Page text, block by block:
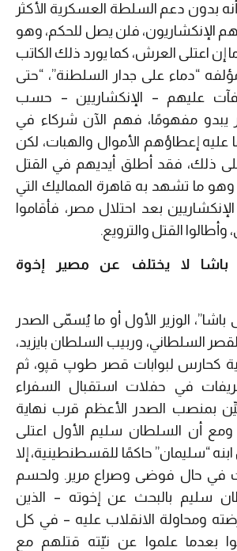
بدون دعم السلطة العسكرية الأكثر
الإنكشاريون، فلن يصل للحكم، وهو
إن اعتلى العرش، كما يورد ذلك الكاتب
“دماء على جدار السلطنة”، “حتى
عليهم – الإنكشاريين – حسب
يبدو مفهومًا، فهم الآن شركاء في
عليه إعطاؤهم الأموال والهبات، لكن
ذلك، فقد أطلق أيديهم في القتل
ما تشهد به قاهرة المماليك التي
بعد احتلال مصر، فأقاموا
وأطالوا القتل والترويع.
لا يختلف عن مصير إخوة
الوزير الأول أو ما يُسمّى الصدر
السلطاني، وربيب السلطان بايزيد،
كحارس لبوابات قصر طوپ قپو، ثم
في حفلات استقبال السفراء
عُيِّن بمنصب الصدر الأعظم قرب نهاية
ومع أن السلطان سليم الأول اعتلى
“سليمان” حاكمًا للقسطنطينية، إلا
في حال فوضى وصراع مرير. ولحسم
سليم بالبحث عن إخوته – الذين
ومحاولة الانقلاب عليه – في كل
بعدما علموا عن نيّته قتلهم مع